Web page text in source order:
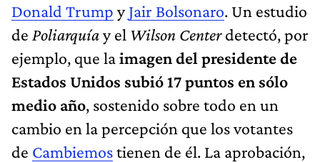
Donald Trump yJair Bolsonaro. Un estudio
de Poliarquíay el Wilson Centerdetectó, por
ejemplo, que laimagen del presidente de
Estados Unidos subió 17 puntos en sólo
medio año, sostenido sobre todo en un
cambio en la percepción que los votantes
de Cambiemostienen de él. La aprobación,